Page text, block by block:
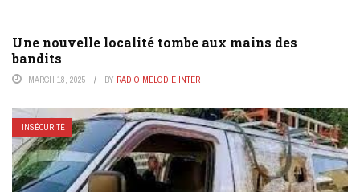
Une nouvelle localité tombe aux mains des
bandits
MARCH 18, 2025 BY RADIO MÉLODIE INTER
INSÉCURITÉ